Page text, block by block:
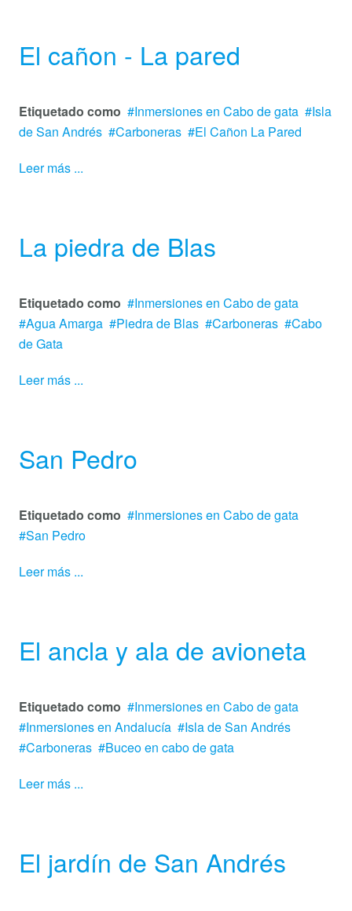
El cañon - La pared
Etiquetado como Inmersiones en Cabo de gata
Isla
de San Andrés
Carboneras
El Cañon La Pared
Leer más ...
La piedra de Blas
Etiquetado como
Inmersiones en Cabo de gata
Agua Amarga
Piedra de Blas Carboneras
Cabo
de Gata
Leer más ...
San Pedro
Etiquetado como
Inmersiones en Cabo de gata
San Pedro
Leer más ...
El ancla y ala de avioneta
Etiquetado como
Inmersiones en Cabo de gata
Inmersiones en Andalucía
Isla de San Andrés
Carboneras
Buceo en cabo de gata
Leer más ...
El jardín de San Andrés